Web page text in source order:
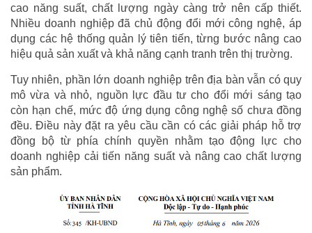
cao năng suất, chất lượng ngày càng trở nên cấp thiết.
Nhiều doanh nghiệp đã chủ động đổi mới công nghệ, áp
dụng các hệ thống quản lý tiên tiến, từng bước nâng cao
hiệu quả sản xuất và khả năng cạnh tranh trên thị trường.
Tuy nhiên, phần lớn doanh nghiệp trên địa bàn vẫn có quy
mô vừa và nhỏ, nguồn lực đầu tư cho đổi mới sáng tạo
còn hạn chế, mức độ ứng dụng công nghệ số chưa đồng
đều. Điều này đặt ra yêu cầu cần có các giải pháp hỗ trợ
đồng bộ từ phía chính quyền nhằm tạo động lực cho
doanh nghiệp cải tiến năng suất và nâng cao chất lượng
sản phẩm.